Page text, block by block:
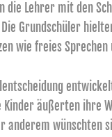
die Lehrer mit den
Grundschüler
wie freies
äußerten ihre
anderem wünschten